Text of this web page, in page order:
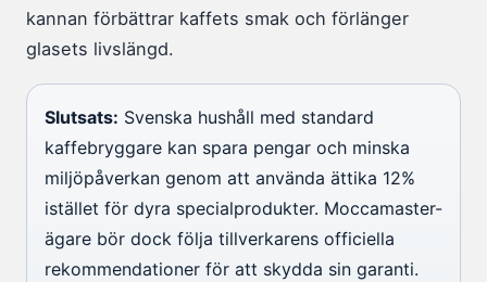
kannan förbättrar kaffets smak och förlänger
glasets livslängd.
Slutsats: Svenska hushåll med standard
kaffebryggare kan spara pengar och minska
miljöpåverkan genom att använda ättika 12%
istället för dyra specialprodukter. Moccamaster-
ägare bör dock följa tillverkarens officiella
rekommendationer för att skydda sin garanti.